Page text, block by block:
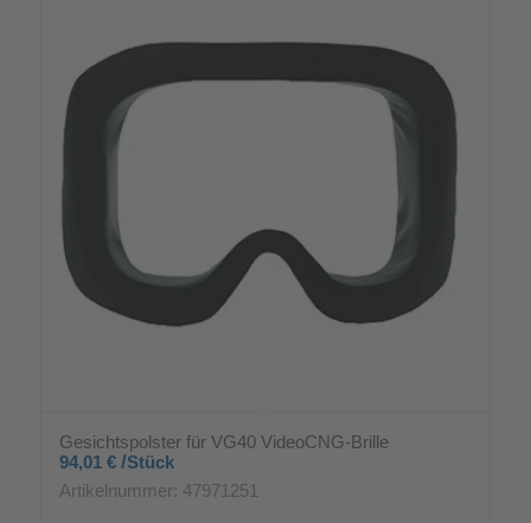
Gesichtspolster für VG40 VideoCNG-Brille
94,01 € /Stück
Artikelnummer: 47971251